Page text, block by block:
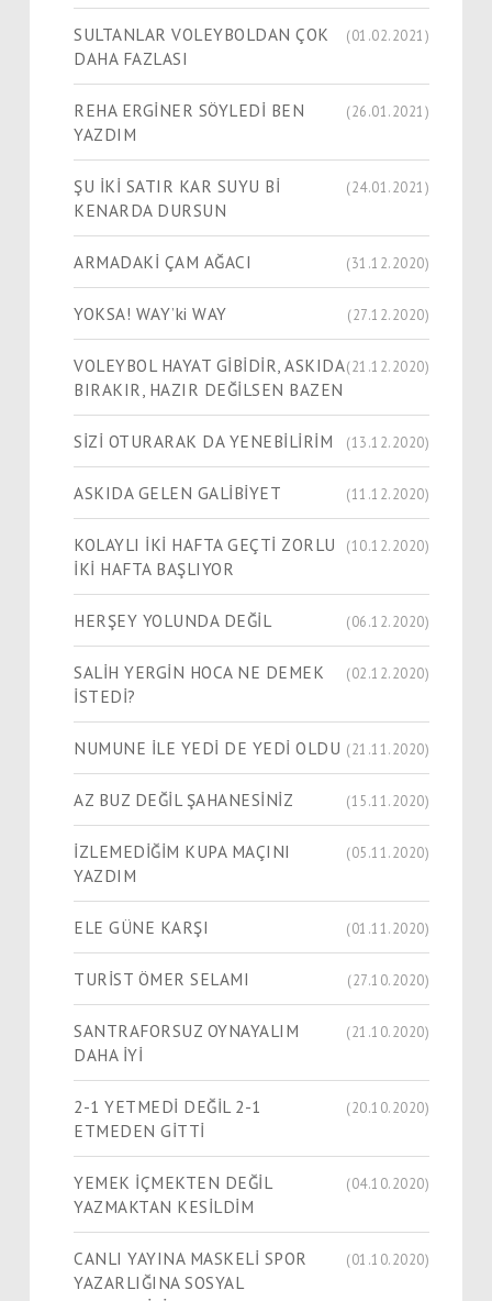
SULTANLAR VOLEYBOLDAN ÇOK
DAHA FAZLASI
(01.02.2021)
REHA ERGİNER SÖYLEDİ BEN
YAZDIM
(26.01.2021)
ŞU İKİ SATIR KAR SUYU Bİ
KENARDA DURSUN
(24.01.2021)
ARMADAKİ ÇAM AĞACI (31.12.2020)
YOKSA! WAY’ki WAY (27.12.2020)
VOLEYBOL HAYAT GİBİDİR, ASKIDA
BIRAKIR, HAZIR DEĞİLSEN BAZEN
(21.12.2020)
SİZİ OTURARAK DA YENEBİLİRİM (13.12.2020)
ASKIDA GELEN GALİBİYET (11.12.2020)
KOLAYLI İKİ HAFTA GEÇTİ ZORLU
İKİ HAFTA BAŞLIYOR
(10.12.2020)
HERŞEY YOLUNDA DEĞİL (06.12.2020)
SALİH YERGİN HOCA NE DEMEK
İSTEDİ?
(02.12.2020)
NUMUNE İLE YEDİ DE YEDİ OLDU (21.11.2020)
AZ BUZ DEĞİL ŞAHANESİNİZ (15.11.2020)
İZLEMEDİĞİM KUPA MAÇINI
YAZDIM
(05.11.2020)
ELE GÜNE KARŞI (01.11.2020)
TURİST ÖMER SELAMI (27.10.2020)
SANTRAFORSUZ OYNAYALIM
DAHA İYİ
(21.10.2020)
2-1 YETMEDİ DEĞİL 2-1
ETMEDEN GİTTİ
(20.10.2020)
YEMEK İÇMEKTEN DEĞİL
YAZMAKTAN KESİLDİM
(04.10.2020)
CANLI YAYINA MASKELİ SPOR
YAZARLIĞINA SOSYAL
(01.10.2020)